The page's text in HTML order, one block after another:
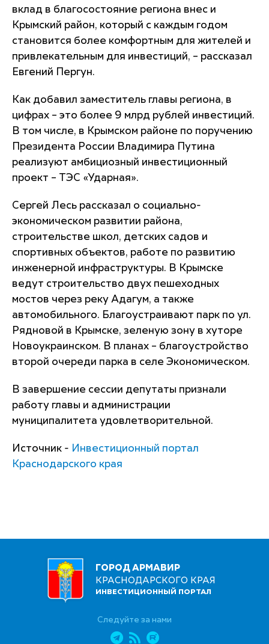
вклад в благосостояние региона внес и
Крымский район, который с каждым годом
становится более комфортным для жителей и
привлекательным для инвестиций, – рассказал
Евгений Пергун.
Как добавил заместитель главы региона, в
цифрах – это более 9 млрд рублей инвестиций.
В том числе, в Крымском районе по поручению
Президента России Владимира Путина
реализуют амбициозный инвестиционный
проект – ТЭС «Ударная».
Сергей Лесь рассказал о социально-
экономическом развитии района,
строительстве школ, детских садов и
спортивных объектов, работе по развитию
инженерной инфраструктуры. В Крымске
ведут строительство двух пешеходных
мостов через реку Адагум, а также
автомобильного. Благоустраивают парк по ул.
Рядновой в Крымске, зеленую зону в хуторе
Новоукраинском. В планах – благоустройство
второй очереди парка в селе Экономическом.
В завершение сессии депутаты признали
работу главы и администрации
муниципалитета удовлетворительной.
Источник - Инвестиционный портал
Краснодарского края
ГОРОД АРМАВИР
КРАСНОДАРСКОГО КРАЯ
ИНВЕСТИЦИОННЫЙ ПОРТАЛ
Следуйте за нами